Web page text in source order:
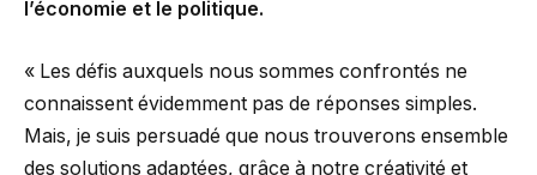
l’économie et le politique.
« Les défis auxquels nous sommes confrontés ne
connaissent évidemment pas de réponses simples.
Mais, je suis persuadé que nous trouverons ensemble
des solutions adaptées, grâce à notre créativité et